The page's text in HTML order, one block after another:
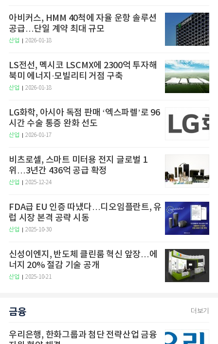
아비커스, HMM 40척에 자율 운항 솔루션
공급…단일 계약 최대 규모
산업 2026-01-18
LS전선, 멕시코 LSCMX에 2300억 투자해
북미 에너지·모빌리티 거점 구축
산업 2026-01-18
LG화학, 아시아 독점 판매 ‘엑스파렐’로 96
시간 수술 통증 완화 선도
산업 2026-01-17
비츠로셀, 스마트 미터용 전지 글로벌 1
위…3년간 436억 공급 확정
산업 2025-12-24
FDA급 EU 인증 따냈다…디오임플란트, 유
럽 시장 본격 공략 시동
산업 2025-10-30
신성이엔지, 반도체 클린룸 혁신 앞장…에
너지 20% 절감 기술 공개
산업 2025-10-21
금융 더보기
우리은행, 한화그룹과 첨단 전략산업 금융